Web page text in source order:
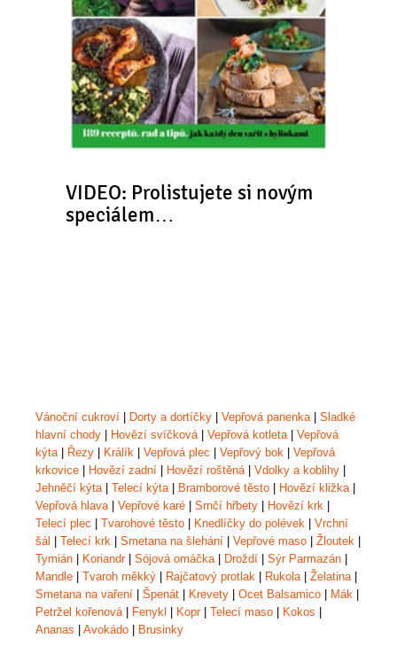
VIDEO: Prolistujete si novým
speciálem…
Vánoční cukroví Dorty a dortíčky Vepřová panenka| Sladké
hlavní chody
Hovězí svíčková| Vepřová kotleta| Vepřová
kýta| Řezy Králík Vepřová plec Vepřový bok
Vepřová
krkovice
Hovězí zadní Hovězí roštěná| Vdolky a koblihy
Jehněčí kýta| Telecí kýta| Bramborové těsto Hovězí kližka|
Vepřová hlava| Vepřové karé Srnčí hřbety Hovězí krk
Telecí plec
Tvarohové těsto Knedlíčky do polévek
Vrchní
šál
Telecí krk Smetana na šlehání Vepřové maso Žloutek
Tymián
Koriandr| Sójová omáčka| Droždí Sýr Parmazán
Mandle
Tvaroh měkký Rajčatový protlak Rukola| Želatina|
Smetana na vaření
Špenát Krevety Ocet Balsamico Mák
Petržel kořenová| Fenykl Kopr| Telecí maso Kokos
Ananas
Avokádo Brusinky